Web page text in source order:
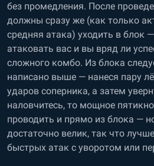
без промедления. После
должны сразу же (как только
средняя атака) уходить в блок
атаковать вас и вы вряд ли
сложного комбо. Из блока
написано выше — нанеся пару
ударов соперника, а затем
наловчитесь, то мощное
проводить и прямо из блока —
достаточно велик, так что
быстрых атак с уворотом или